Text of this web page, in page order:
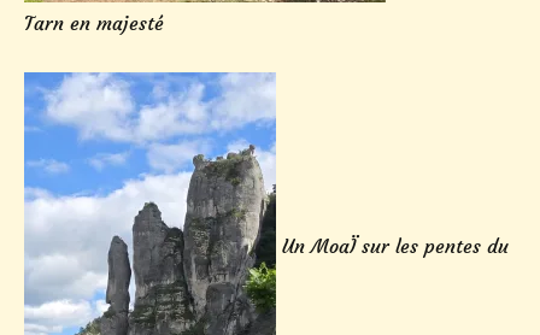
Tarn en majesté
Un MoaÏ sur les pentes du